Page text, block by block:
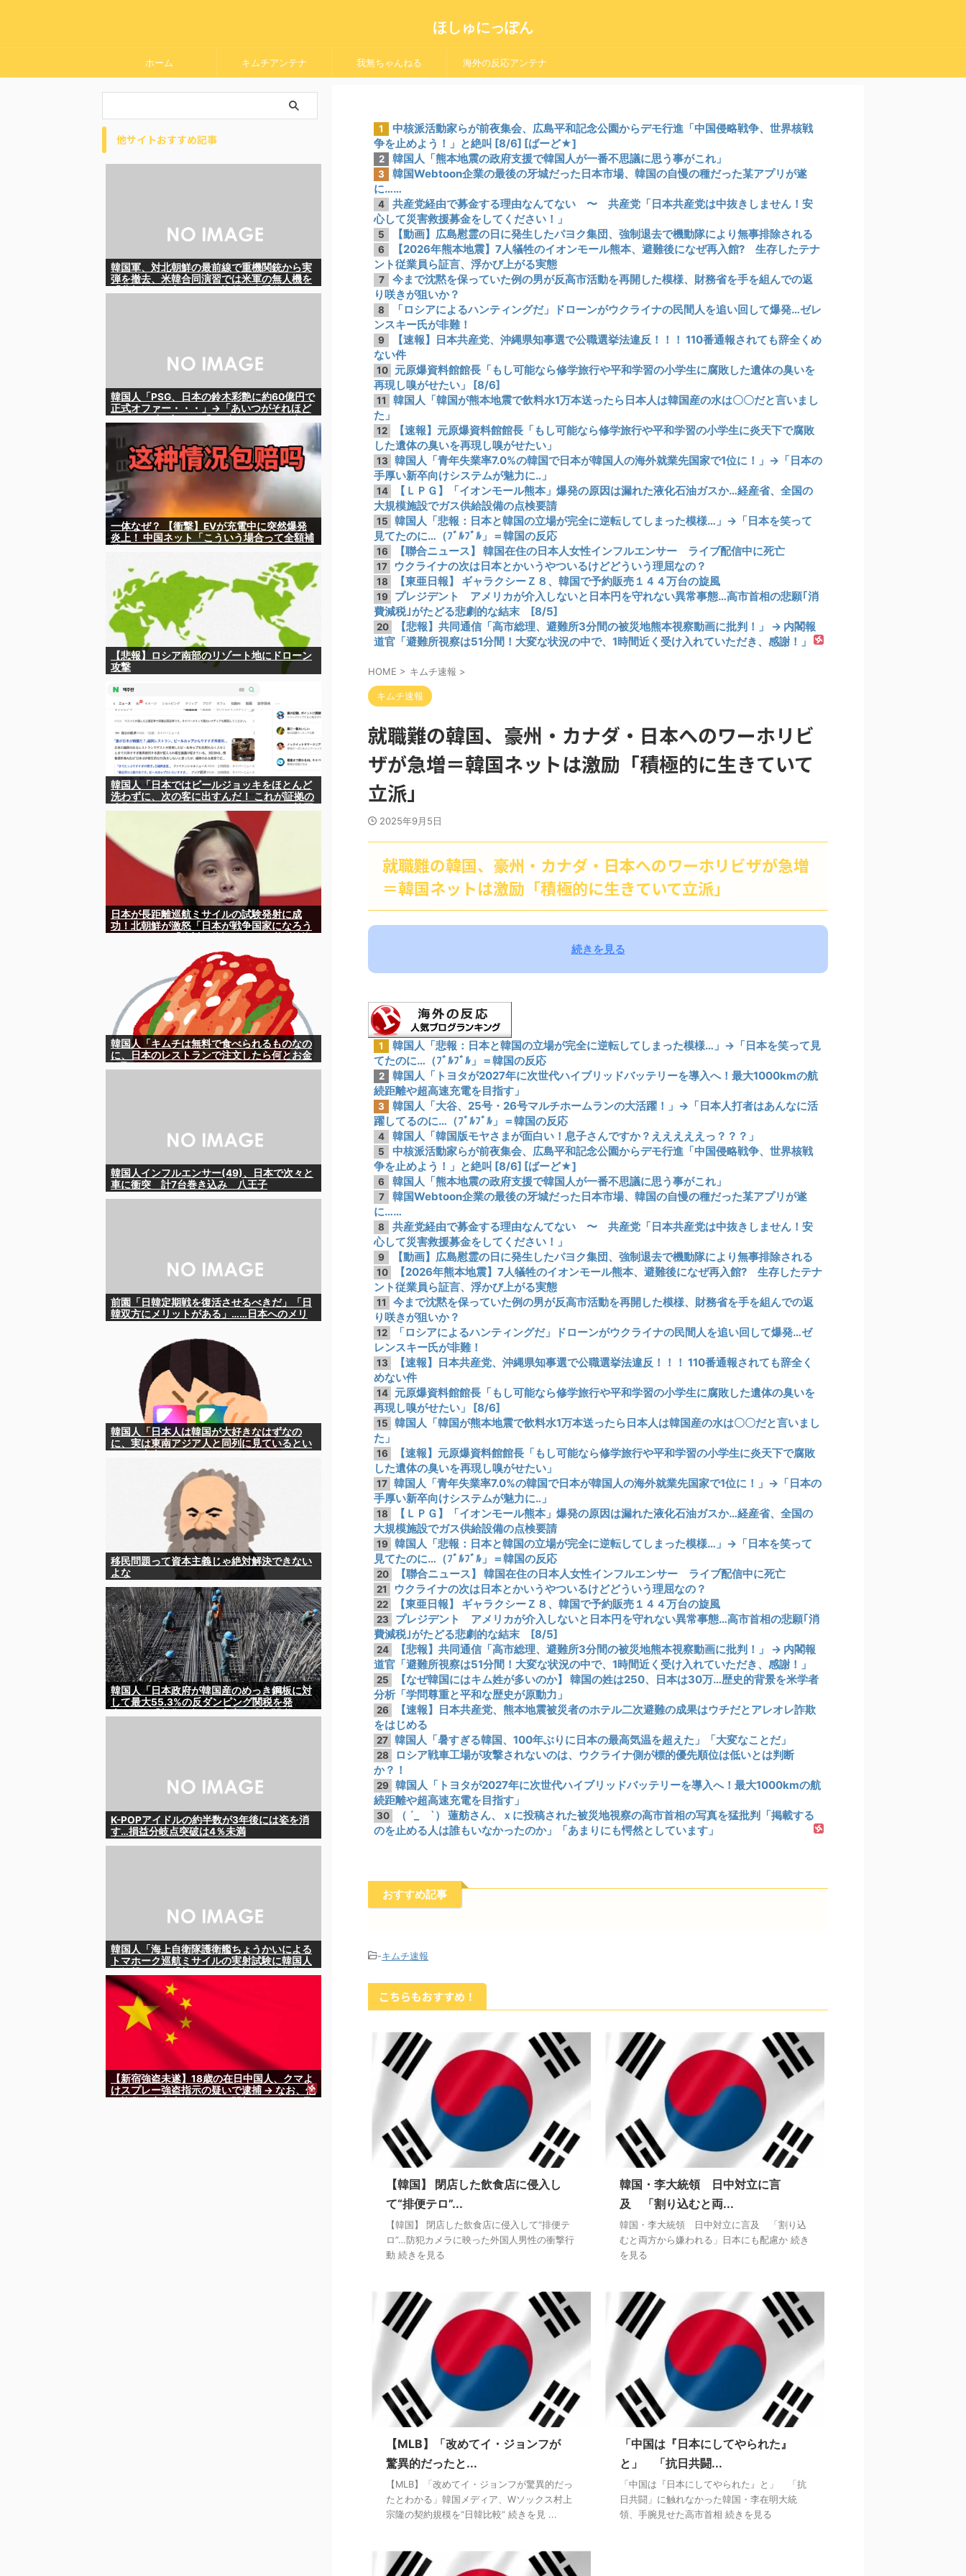
ほしゅにっぽん
ホーム キムチアンテナ 我無ちゃんねる 海外の反応アンテナ
1
中核派活動家らが前夜集会、広島平和記念公園からデモ行進「中国侵略戦争、世界核戦
争を止めよう！」と絶叫 [8/6] [ばーど★]
2 韓国人「熊本地震の政府支援で韓国人が一番不思議に思う事がこれ」
3
韓国Webtoon企業の最後の牙城だった日本市場、韓国の自慢の種だった某アプリが遂
に……
4
共産党経由で募金する理由なんてない 〜 共産党「日本共産党は中抜きしません！安
心して災害救援募金をしてください！」
5 【動画】広島慰霊の日に発生したパヨク集団、強制退去で機動隊により無事排除される
6
【2026年熊本地震】7人犠牲のイオンモール熊本、避難後になぜ再入館? 生存したテナ
ント従業員ら証言、浮かび上がる実態
7
今まで沈黙を保っていた例の男が反高市活動を再開した模様、財務省を手を組んでの返
り咲きが狙いか？
8
「ロシアによるハンティングだ」ドローンがウクライナの民間人を追い回して爆発…ゼレ
ンスキー氏が非難！
9
【速報】日本共産党、沖縄県知事選で公職選挙法違反！！！ 110番通報されても辞全くめ
ない件
10
元原爆資料館館長「もし可能なら修学旅行や平和学習の小学生に腐敗した遺体の臭いを
再現し嗅がせたい」 [8/6]
11
韓国人「韓国が熊本地震で飲料水1万本送ったら日本人は韓国産の水は〇〇だと言いまし
た」
12
【速報】元原爆資料館館長「もし可能なら修学旅行や平和学習の小学生に炎天下で腐敗
した遺体の臭いを再現し嗅がせたい」
13
韓国人「青年失業率7.0%の韓国で日本が韓国人の海外就業先国家で1位に！」→「日本の
手厚い新卒向けシステムが魅力に‥」
14
【ＬＰＧ】「イオンモール熊本」爆発の原因は漏れた液化石油ガスか…経産省、全国の
大規模施設でガス供給設備の点検要請
15
韓国人「悲報：日本と韓国の立場が完全に逆転してしまった模様…」→「日本を笑って
見てたのに…（ﾌﾞﾙﾌﾞﾙ」＝韓国の反応
16 【聯合ニュース】 韓国在住の日本人女性インフルエンサー ライブ配信中に死亡
17 ウクライナの次は日本とかいうやついるけどどういう理屈なの？
18 【東亜日報】 ギャラクシーＺ８、韓国で予約販売１４４万台の旋風
19
プレジデント アメリカが介入しないと日本円を守れない異常事態…高市首相の悲願｢消
費減税｣がたどる悲劇的な結末 [8/5]
20
【悲報】共同通信「高市総理、避難所3分間の被災地熊本視察動画に批判！」 → 内閣報
道官「避難所視察は51分間！大変な状況の中で、1時間近く受け入れていただき、感謝！」
HOME > キムチ速報 >
キムチ速報
就職難の韓国、豪州・カナダ・日本へのワーホリビ
ザが急増＝韓国ネットは激励「積極的に生きていて
立派」
2025年9月5日
就職難の韓国、豪州・カナダ・日本へのワーホリビザが急増
＝韓国ネットは激励「積極的に生きていて立派」
続きを見る
1
韓国人「悲報：日本と韓国の立場が完全に逆転してしまった模様…」→「日本を笑って見
てたのに…（ﾌﾞﾙﾌﾞﾙ」＝韓国の反応
2
韓国人「トヨタが2027年に次世代ハイブリッドバッテリーを導入へ！最大1000kmの航
続距離や超高速充電を目指す」
3
韓国人「大谷、25号・26号マルチホームランの大活躍！」→「日本人打者はあんなに活
躍してるのに…（ﾌﾞﾙﾌﾞﾙ」＝韓国の反応
4 韓国人「韓国版モヤさまが面白い！息子さんですか？えええええっ？？？」
5
中核派活動家らが前夜集会、広島平和記念公園からデモ行進「中国侵略戦争、世界核戦
争を止めよう！」と絶叫 [8/6] [ばーど★]
6 韓国人「熊本地震の政府支援で韓国人が一番不思議に思う事がこれ」
7
韓国Webtoon企業の最後の牙城だった日本市場、韓国の自慢の種だった某アプリが遂
に……
8
共産党経由で募金する理由なんてない 〜 共産党「日本共産党は中抜きしません！安
心して災害救援募金をしてください！」
9 【動画】広島慰霊の日に発生したパヨク集団、強制退去で機動隊により無事排除される
10
【2026年熊本地震】7人犠牲のイオンモール熊本、避難後になぜ再入館? 生存したテナ
ント従業員ら証言、浮かび上がる実態
11
今まで沈黙を保っていた例の男が反高市活動を再開した模様、財務省を手を組んでの返
り咲きが狙いか？
12
「ロシアによるハンティングだ」ドローンがウクライナの民間人を追い回して爆発…ゼ
レンスキー氏が非難！
13
【速報】日本共産党、沖縄県知事選で公職選挙法違反！！！ 110番通報されても辞全く
めない件
14
元原爆資料館館長「もし可能なら修学旅行や平和学習の小学生に腐敗した遺体の臭いを
再現し嗅がせたい」 [8/6]
15
韓国人「韓国が熊本地震で飲料水1万本送ったら日本人は韓国産の水は〇〇だと言いまし
た」
16
【速報】元原爆資料館館長「もし可能なら修学旅行や平和学習の小学生に炎天下で腐敗
した遺体の臭いを再現し嗅がせたい」
17 韓国人「青年失業率7.0%の韓国で日本が韓国人の海外就業先国家で1位に！」→「日本の
手厚い新卒向けシステムが魅力に‥」
18
【ＬＰＧ】「イオンモール熊本」爆発の原因は漏れた液化石油ガスか…経産省、全国の
大規模施設でガス供給設備の点検要請
19
韓国人「悲報：日本と韓国の立場が完全に逆転してしまった模様…」→「日本を笑って
見てたのに…（ﾌﾞﾙﾌﾞﾙ」＝韓国の反応
20 【聯合ニュース】 韓国在住の日本人女性インフルエンサー ライブ配信中に死亡
21 ウクライナの次は日本とかいうやついるけどどういう理屈なの？
22 【東亜日報】 ギャラクシーＺ８、韓国で予約販売１４４万台の旋風
23
プレジデント アメリカが介入しないと日本円を守れない異常事態…高市首相の悲願｢消
費減税｣がたどる悲劇的な結末 [8/5]
24
【悲報】共同通信「高市総理、避難所3分間の被災地熊本視察動画に批判！」 → 内閣報
道官「避難所視察は51分間！大変な状況の中で、1時間近く受け入れていただき、感謝！」
25
【なぜ韓国にはキム姓が多いのか】 韓国の姓は250、日本は30万…歴史的背景を米学者
分析「学問尊重と平和な歴史が原動力」
26
【速報】日本共産党、熊本地震被災者のホテル二次避難の成果はウチだとアレオレ詐欺
をはじめる
27 韓国人「暑すぎる韓国、100年ぶりに日本の最高気温を超えた」「大変なことだ」
28
ロシア戦車工場が攻撃されないのは、ウクライナ側が標的優先順位は低いとは判断
か？！
29
韓国人「トヨタが2027年に次世代ハイブリッドバッテリーを導入へ！最大1000kmの航
続距離や超高速充電を目指す」
30
（ ´_ゝ`） 蓮舫さん、ｘに投稿された被災地視察の高市首相の写真を猛批判「掲載する
のを止める人は誰もいなかったのか」「あまりにも愕然としています」
おすすめ記事
-キムチ速報
こちらもおすすめ！
【韓国】 閉店した飲食店に侵入し
て“排便テロ”...
【韓国】 閉店した飲食店に侵入して“排便テ
ロ”…防犯カメラに映った外国人男性の衝撃行
動 続きを見る
韓国・李大統領 日中対立に言
及 「割り込むと両...
韓国・李大統領 日中対立に言及 「割り込
むと両方から嫌われる」日本にも配慮か 続き
を見る
【MLB】「改めてイ・ジョンフが
驚異的だったと...
【MLB】「改めてイ・ジョンフが驚異的だっ
たとわかる」韓国メディア、Wソックス村上
宗隆の契約規模を“日韓比較” 続きを見 ...
「中国は『日本にしてやられた』
と」 「抗日共闘...
「中国は『日本にしてやられた』と」 「抗
日共闘」に触れなかった韓国・李在明大統
領、手腕見せた高市首相 続きを見る
他サイトおすすめ記事
韓国軍、対北朝鮮の最前線で重機関銃から実
弾を撤去、米韓合同演習では米軍の無人機を
韓国人「PSG、日本の鈴木彩艶に約60億円で
正式オファー・・・」→「あいつがそれほど
るとは思わないけど、それでもやっぱり羨ま
しいね」
一体なぜ？ 【衝撃】EVが充電中に突然爆発
炎上！ 中国ネット「こういう場合って全額補
【悲報】ロシア南部のリゾート地にドローン
攻撃
韓国人「日本ではビールジョッキをほとんど
洗わずに、次の客に出すんだ！ これが証拠の
には「アレ」がないんだ？
日本が長距離巡航ミサイルの試験発射に成
功！北朝鮮が激怒「日本が戦争国家になろう
韓国人「キムチは無料で食べられるものなの
に、日本のレストランで注文したら何とお金
韓国人インフルエンサー(49)、日本で次々と
車に衝突 計7台巻き込み 八王子
前園「日韓定期戦を復活させるべきだ」「日
韓双方にメリットがある」……日本へのメリ
韓国人「日本人は韓国が大好きなはずなの
に、実は東南アジア人と同列に見ているとい
移民問題って資本主義じゃ絶対解決できない
よな
韓国人「日本政府が韓国産のめっき鋼板に対
して最大55.3%の反ダンピング関税を発
K-POPアイドルの約半数が3年後には姿を消
す…損益分岐点突破は4％未満
韓国人「海上自衛隊護衛艦ちょうかいによる
トマホーク巡航ミサイルの実射試験に韓国人
備‥」
【新宿強盗未遂】18歳の在日中国人、クマよ
けスプレー強盗指示の疑いで逮捕 → なお、他